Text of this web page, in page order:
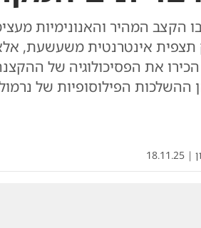
הקצב המהיר והאנונימיות
רק תצפית אינטרנטית משעשעת,
את הפסיכולוגיה של
ההשלכות הפילוסופיות של
|
18.11.25